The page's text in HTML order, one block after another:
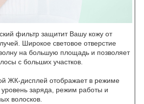
фильтр защитит Вашу кожу от
Широкое световое отверстие
на большую площадь и позволяет
с больших участков.
ЖК-дисплей отображает в режиме
заряда, режим работы и
волосков.